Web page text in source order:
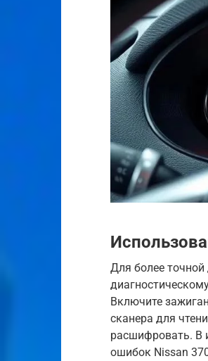
Для более точной
Включите
сканера для
расшифровать. В
ошибок Nissan